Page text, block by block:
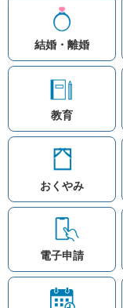
知りたい情報を
注目ワード
結婚・離婚
教育
おくやみ
電子申請
お問い合
このホーム
プライバシー